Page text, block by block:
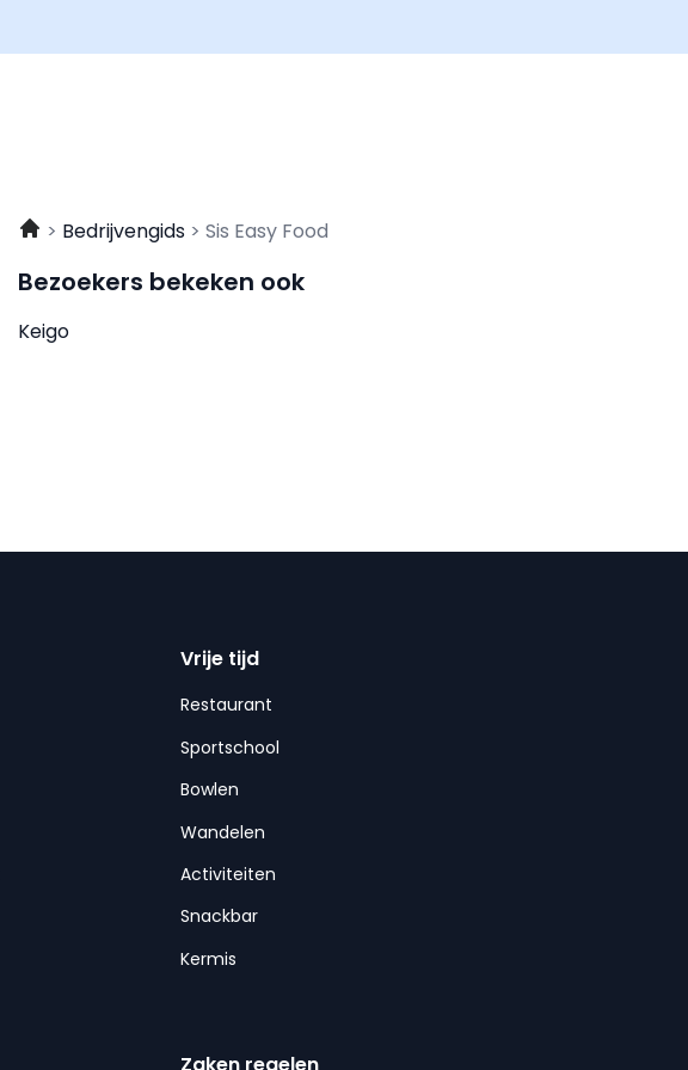
Bedrijvengids Sis Easy Food
Bezoekers bekeken ook
Keigo
Vrije tijd
Restaurant
Sportschool
Bowlen
Wandelen
Activiteiten
Snackbar
Kermis